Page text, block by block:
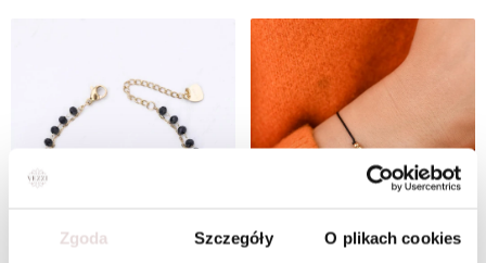
Zgoda Szczegóły O plikach cookies